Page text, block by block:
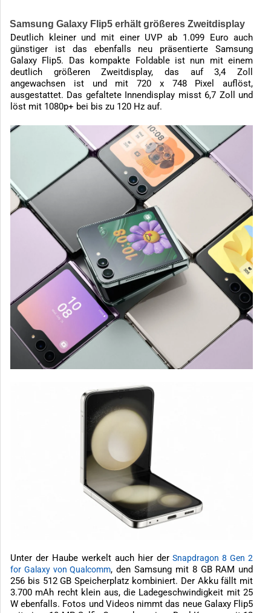
Samsung Galaxy Flip5 erhält größeres Zweitdisplay
Deutlich kleiner und mit einer UVP ab 1.099 Euro auch
günstiger ist das ebenfalls neu präsentierte Samsung
Galaxy Flip5. Das kompakte Foldable ist nun mit einem
deutlich größeren Zweitdisplay, das auf 3,4 Zoll
angewachsen ist und mit 720 x 748 Pixel auflöst,
ausgestattet. Das gefaltete Innendisplay misst 6,7 Zoll und
löst mit 1080p+ bei bis zu 120 Hz auf.
Unter der Haube werkelt auch hier derSnapdragon 8 Gen 2
for Galaxy von Qualcomm, den Samsung mit 8 GB RAM und
256 bis 512 GB Speicherplatz kombiniert. Der Akku fällt mit
3.700 mAh recht klein aus, die Ladegeschwindigkeit mit 25
W ebenfalls. Fotos und Videos nimmt das neue Galaxy Flip5